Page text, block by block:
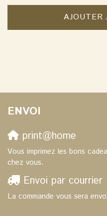
AJOUTER
ENVOI
print@home
Vous imprimez les bons
chez vous.
Envoi par courrier
La commande vous sera